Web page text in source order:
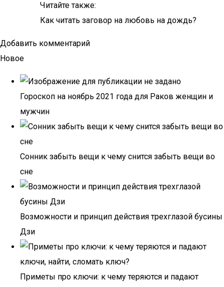
Читайте также:
Как читать заговор на любовь на дождь?
Добавить комментарий
Новое
Гороскоп на ноябрь 2021 года для Раков женщин и
мужчин
Сонник забыть вещи к чему снится забыть вещи во
сне
Возможности и принцип действия трехглазой бусины
Дзи
Приметы про ключи: к чему теряются и падают